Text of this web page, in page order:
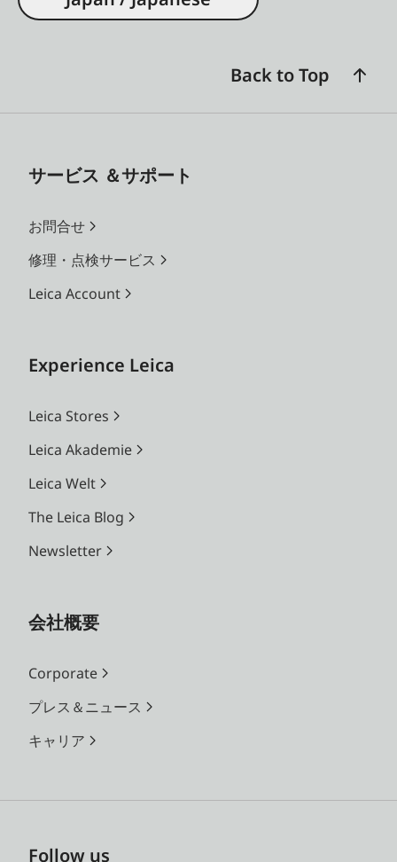
Back to Top
サービス ＆サポート
お問合せ
修理・点検サービス
Leica Account
Experience Leica
Leica Stores
Leica Akademie
Leica Welt
The Leica Blog
Newsletter
会社概要
Corporate
プレス＆ニュース
キャリア
Follow us